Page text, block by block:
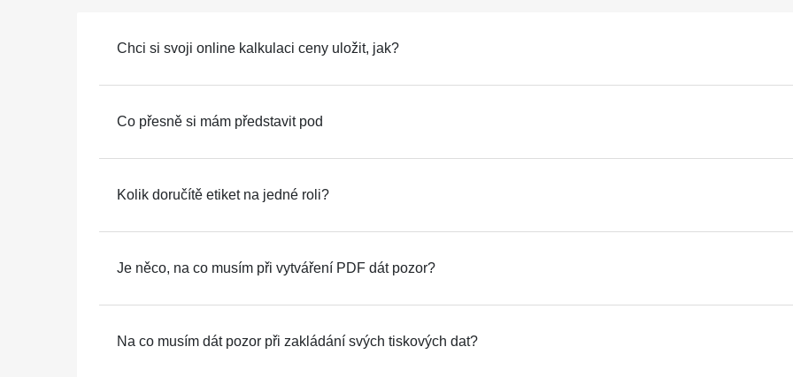
Chci si svoji online kalkulaci ceny uložit, jak?
Co přesně si mám představit pod
Kolik doručítě etiket na jedné roli?
Je něco, na co musím při vytváření PDF dát pozor?
Na co musím dát pozor při zakládání svých tiskových dat?